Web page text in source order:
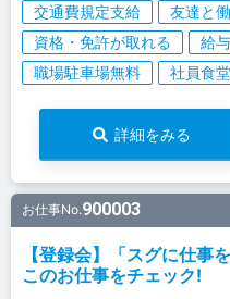
交通費規定支給
友達と働
資格・免許が取れる
給
職場駐車場無料
社員食
詳細をみる
お仕事No.900003
【登録会】「スグに仕事
このお仕事をチェック!